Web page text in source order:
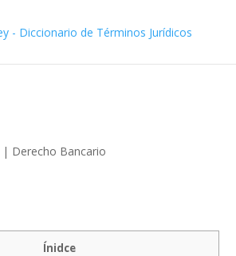
| Derecho Bancario
Ínidce